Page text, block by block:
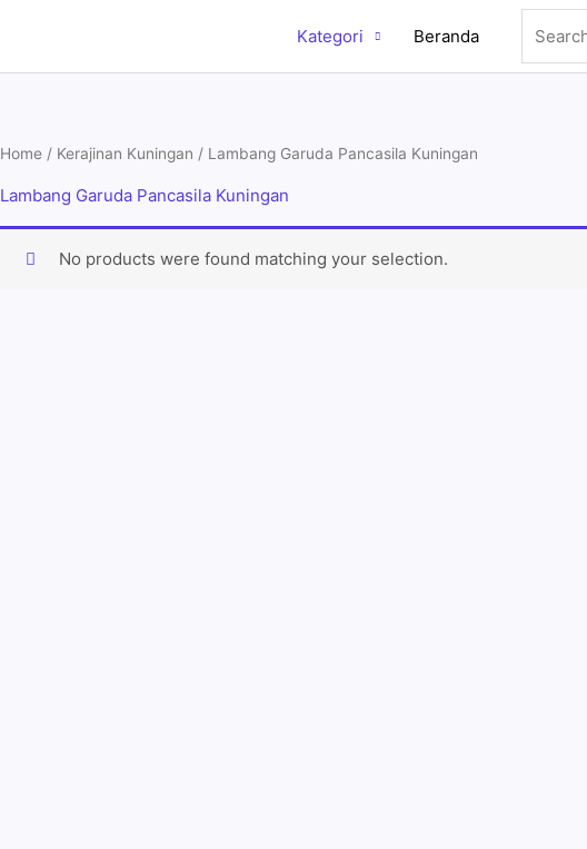
Kategori Beranda
Search
for:
Home / Kerajinan Kuningan / Lambang Garuda Pancasila Kuningan
Lambang Garuda Pancasila Kuningan
No products were found matching your selection.